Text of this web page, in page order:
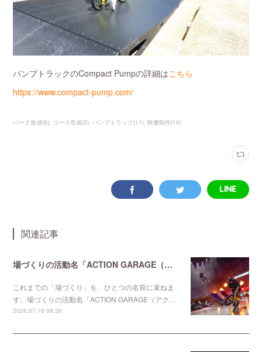
パンプトラックのCompact Pumpの詳細はこちら
https://www.compact-pump.com/
パーク造成(6) コース造成(5) パンプトラック (11) 映像制作(10)
関連記事
場づくりの活動名「ACTION GARAGE（アクションガレージ）」を始動
これまでの「場づくり」を、ひとつの名前に束ねま
す。場づくりの活動名「ACTION GARAGE（アク…
2026.07.16 09:26